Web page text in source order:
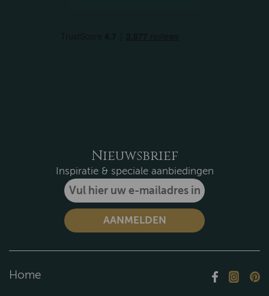
Nieuwsbrief
Inspiratie & speciale aanbiedingen
Home